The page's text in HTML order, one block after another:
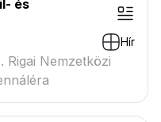
és
Hír
Rigai Nemzetközi